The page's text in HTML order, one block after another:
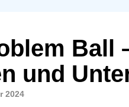
Ball
und
2024